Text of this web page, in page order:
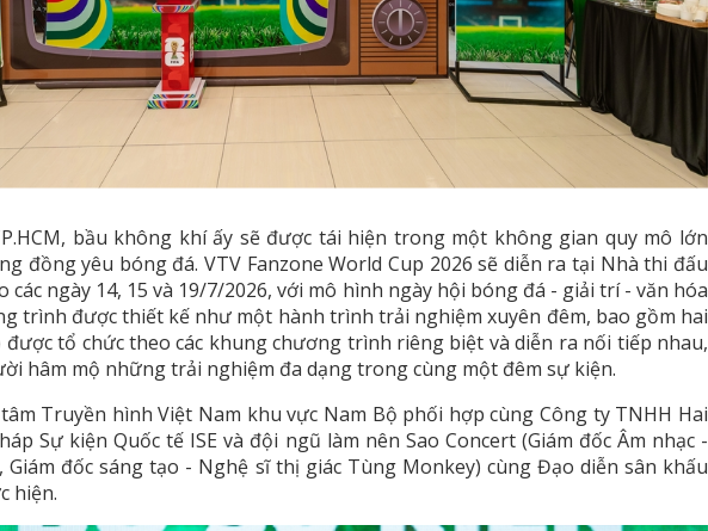
bầu không khí ấy sẽ được tái hiện trong một không gian quy mô lớn
đồng yêu bóng đá. VTV Fanzone World Cup 2026 sẽ diễn ra tại Nhà thi đấu
các ngày 14, 15 và 19/7/2026, với mô hình ngày hội bóng đá - giải trí - văn hóa
trình được thiết kế như một hành trình trải nghiệm xuyên đêm, bao gồm hai
tổ chức theo các khung chương trình riêng biệt và diễn ra nối tiếp nhau,
hâm mộ những trải nghiệm đa dạng trong cùng một đêm sự kiện.
Truyền hình Việt Nam khu vực Nam Bộ phối hợp cùng Công ty TNHH Hai
Sự kiện Quốc tế ISE và đội ngũ làm nên Sao Concert (Giám đốc Âm nhạc -
Giám đốc sáng tạo - Nghệ sĩ thị giác Tùng Monkey) cùng Đạo diễn sân khấu
hiện.